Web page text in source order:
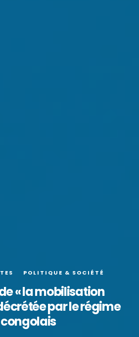
POLITIQUE & SOCIÉTÉ
« la mobilisation
par le régime
congolais